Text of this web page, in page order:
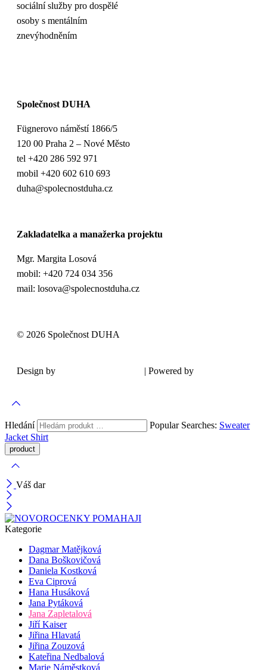
sociální služby pro dospělé
osoby s mentálním
znevýhodněním
Společnost DUHA
Fügnerovo náměstí 1866/5
120 00 Praha 2 – Nové Město
tel +420 286 592 971
mobil +420 602 610 693
duha@spolecnostduha.cz
Zakladatelka a manažerka projektu
Mgr. Margita Losová
mobil: +420 724 034 356
mail: losova@spolecnostduha.cz
© 2026 Společnost DUHA
Design by | Powered by
Hledání Popular Searches: Sweater
Jacket Shirt
Váš dar
Kategorie
Dagmar Matějková
Dana Boškovičová
Daniela Kostková
Eva Ciprová
Hana Husáková
Jana Pytáková
Jana Zapletalová
Jiří Kaiser
Jiřina Hlavatá
Jiřina Zouzová
Kateřina Nedbalová
Marie Náměstková